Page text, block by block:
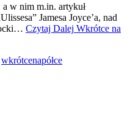
w nim m.in. artykuł
Jamesa Joyce’a, nad
Czytaj Dalej Wkrótce na
wkrótcenapółce